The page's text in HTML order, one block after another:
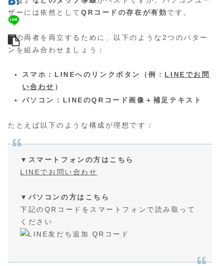
ザーには依然としてQRコードの存在が有効です。
この両者を両立するために、以下のような2つのパター
ンを組み合わせましょう：
スマホ：LINEへのリンクボタン（例： LINEでお問
い合わせ ）
パソコン：LINEのQRコード画像＋補足テキスト
たとえば以下のような構成が理想です：
▼スマートフォンの方はこちら
LINEでお問い合わせ
▼パソコンの方はこちら
下記のQRコードをスマートフォンで読み取って
ください